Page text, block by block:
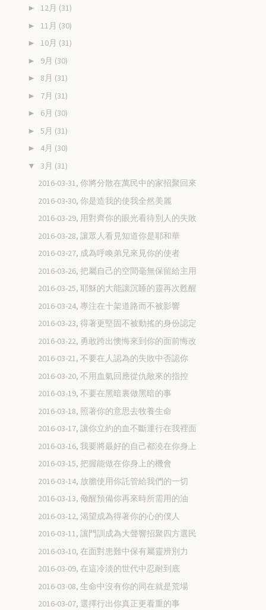
► 12月 (31)
► 11月 (30)
► 10月 (31)
► 9月 (30)
► 8月 (31)
► 7月 (31)
► 6月 (30)
► 5月 (31)
► 4月 (30)
▼ 3月 (31)
2016-03-31, 你將分散在萬民中的家招聚回來
2016-03-30, 你是造我的使我全然美麗
2016-03-29, 用對齊你的眼光看待別人的失敗
2016-03-28, 讓眾人看見知道你是耶和華
2016-03-27, 成為呼喚弟兄來見你的使者
2016-03-26, 把屬自己的空間毫無保留給主用
2016-03-25, 耶穌的大能讓沉睡的靈再次甦醒
2016-03-24, 專注在十架道路而不被影響
2016-03-23, 得著更堅固不被動搖的身份認定
2016-03-22, 勇敢跨出懊悔來到你的面前悔改
2016-03-21, 不要在人認為的失敗中否認你
2016-03-20, 不用血氣回應從仇敵來的指控
2016-03-19, 不要在黑暗裏做黑暗的事
2016-03-18, 照著你的意思去牧養生命
2016-03-17, 讓你立約的血不斷運行在我裡面
2016-03-16, 我要將最好的自己都澆在你身上
2016-03-15, 把握能做在你身上的機會
2016-03-14, 放膽使用你託管給我們的一切
2016-03-13, 儆醒預備你再來時所需用的油
2016-03-12, 渴望成為得著你的心的僕人
2016-03-11, 讓門訓成為大聲響招聚四方選民
2016-03-10, 在面對患難中保有屬靈辨別力
2016-03-09, 在這冷淡的世代中忍耐到底
2016-03-08, 生命中沒有你的同在就是荒場
2016-03-07, 選擇行出你真正更看重的事